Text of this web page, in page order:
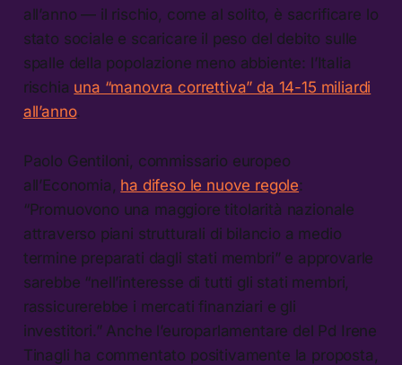
all’anno — il rischio, come al solito, è sacrificare lo
stato sociale e scaricare il peso del debito sulle
spalle della popolazione meno abbiente: l’Italia
rischia una “manovra correttiva” da 14-15 miliardi
all’anno.
Paolo Gentiloni, commissario europeo
all’Economia, ha difeso le nuove regole:
“Promuovono una maggiore titolarità nazionale
attraverso piani strutturali di bilancio a medio
termine preparati dagli stati membri” e approvarle
sarebbe “nell’interesse di tutti gli stati membri,
rassicurerebbe i mercati finanziari e gli
investitori.” Anche l’europarlamentare del Pd Irene
Tinagli ha commentato positivamente la proposta,